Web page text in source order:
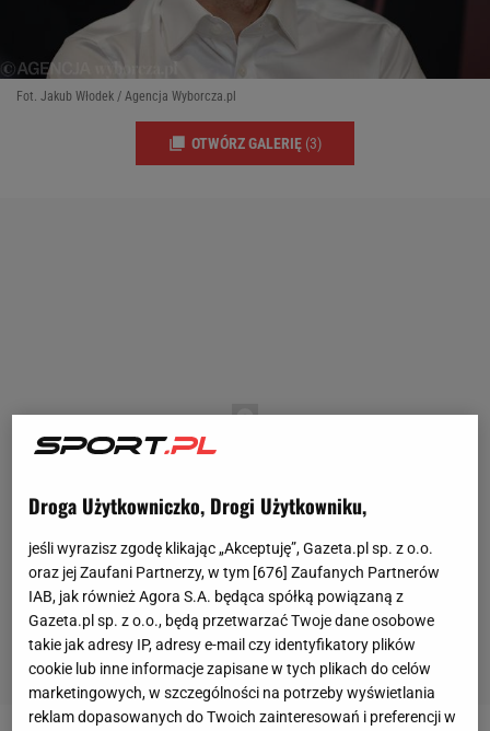
Fot. Jakub Włodek / Agencja Wyborcza.pl
OTWÓRZ GALERIĘ (3)
Droga Użytkowniczko, Drogi Użytkowniku,
jeśli wyrazisz zgodę klikając „Akceptuję”, Gazeta.pl sp. z o.o.
oraz jej Zaufani Partnerzy, w tym [676] Zaufanych Partnerów
IAB, jak również Agora S.A. będąca spółką powiązaną z
Gazeta.pl sp. z o.o., będą przetwarzać Twoje dane osobowe
takie jak adresy IP, adresy e-mail czy identyfikatory plików
cookie lub inne informacje zapisane w tych plikach do celów
marketingowych, w szczególności na potrzeby wyświetlania
reklam dopasowanych do Twoich zainteresowań i preferencji w